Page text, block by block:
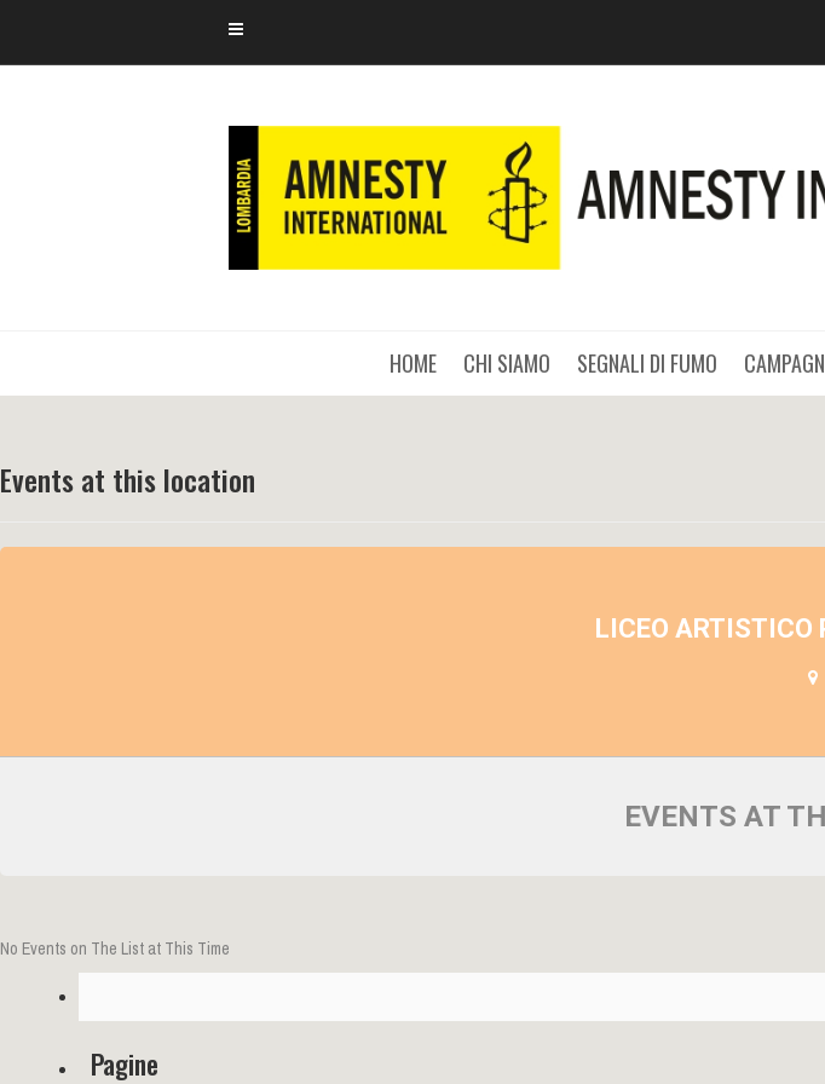
HOME CHI SIAMO SEGNALI DI FUMO
Events at this location
LICEO ARTISTICO
EVENTS AT
No Events on The List at This Time
Pagine